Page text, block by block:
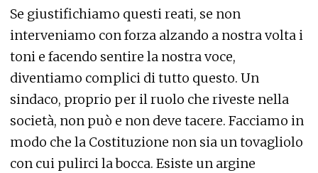
Se giustifichiamo questi reati, se non
interveniamo con forza alzando a nostra volta i
toni e facendo sentire la nostra voce,
diventiamo complici di tutto questo. Un
sindaco, proprio per il ruolo che riveste nella
società, non può e non deve tacere. Facciamo in
modo che la Costituzione non sia un tovagliolo
con cui pulirci la bocca. Esiste un argine